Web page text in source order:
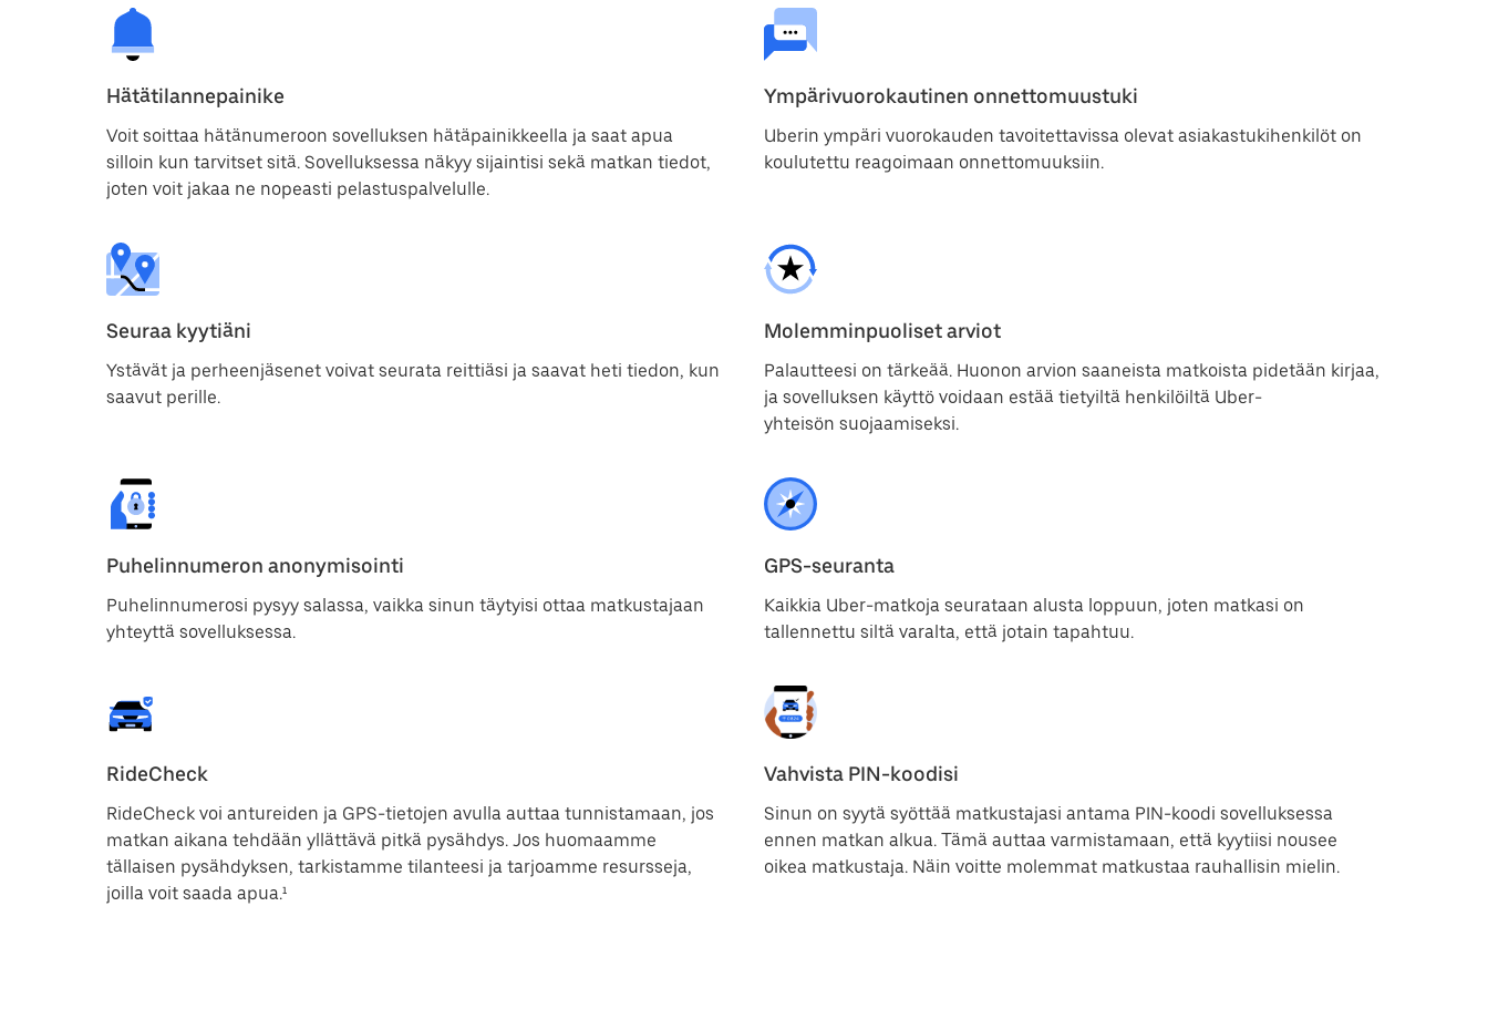
Hätätilannepainike
Voit soittaa hätänumeroon sovelluksen hätäpainikkeella ja saat apua
silloin kun tarvitset sitä. Sovelluksessa näkyy sijaintisi sekä matkan tiedot,
joten voit jakaa ne nopeasti pelastuspalvelulle.
Ympärivuorokautinen onnettomuustuki
Uberin ympäri vuorokauden tavoitettavissa olevat asiakastukihenkilöt on
koulutettu reagoimaan onnettomuuksiin.
Seuraa kyytiäni
Ystävät ja perheenjäsenet voivat seurata reittiäsi ja saavat heti tiedon, kun
saavut perille.
Molemminpuoliset arviot
Palautteesi on tärkeää. Huonon arvion saaneista matkoista pidetään kirjaa,
ja sovelluksen käyttö voidaan estää tietyiltä henkilöiltä Uber-
yhteisön suojaamiseksi.
Puhelinnumeron anonymisointi
Puhelinnumerosi pysyy salassa, vaikka sinun täytyisi ottaa matkustajaan
yhteyttä sovelluksessa.
GPS-seuranta
Kaikkia Uber-matkoja seurataan alusta loppuun, joten matkasi on
tallennettu siltä varalta, että jotain tapahtuu.
RideCheck
RideCheck voi antureiden ja GPS-tietojen avulla auttaa tunnistamaan, jos
matkan aikana tehdään yllättävä pitkä pysähdys. Jos huomaamme
tällaisen pysähdyksen, tarkistamme tilanteesi ja tarjoamme resursseja,
joilla voit saada apua.¹
Vahvista PIN-koodisi
Sinun on syytä syöttää matkustajasi antama PIN-koodi sovelluksessa
ennen matkan alkua. Tämä auttaa varmistamaan, että kyytiisi nousee
oikea matkustaja. Näin voitte molemmat matkustaa rauhallisin mielin.